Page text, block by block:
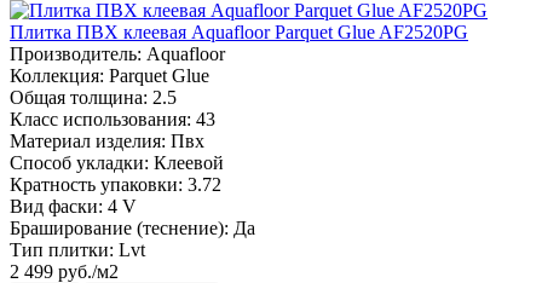
Плитка ПВХ клеевая Aquafloor Parquet Glue AF2520PG
Производитель: Aquafloor
Коллекция: Parquet Glue
Общая толщина: 2.5
Класс использования: 43
Материал изделия: Пвх
Способ укладки: Клеевой
Кратность упаковки: 3.72
Вид фаски: 4 V
Браширование (теснение): Да
Тип плитки: Lvt
2 499 руб./м2